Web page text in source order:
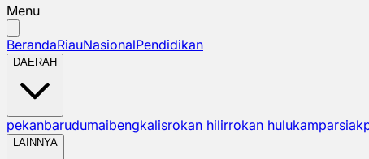
Menu
BerandaRiauNasionalPendidikan
DAERAH
pekanbarudumaibengkalisrokan hilirrokan hulukamparsiak
LAINNYA